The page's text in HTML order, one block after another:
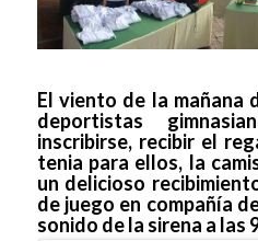
El viento de la mañana
deportistas
inscribirse, recibir el
tenia para ellos, la
un delicioso
de juego en compañía
sonido de la sirena a las